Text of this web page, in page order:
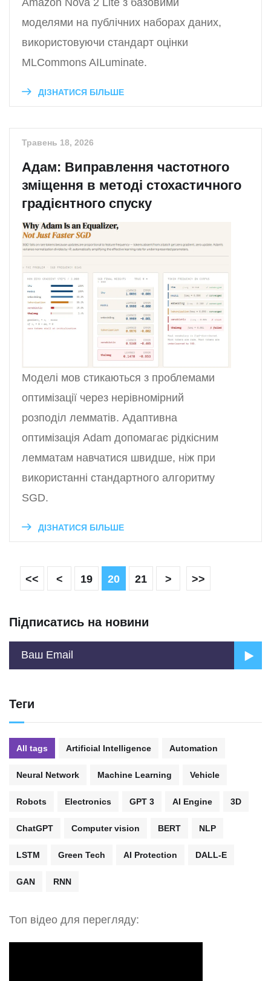
Amazon Nova 2 Lite з базовими
моделями на публічних наборах даних,
використовуючи стандарт оцінки
MLCommons AILuminate.
ДІЗНАТИСЯ БІЛЬШЕ
Травень 18, 2026
Адам: Виправлення частотного
зміщення в методі стохастичного
градієнтного спуску
Моделі мов стикаються з проблемами
оптимізації через нерівномірний
розподіл лемматів. Адаптивна
оптимізація Adam допомагає рідкісним
лемматам навчатися швидше, ніж при
використанні стандартного алгоритму
SGD.
ДІЗНАТИСЯ БІЛЬШЕ
<< < 19 20 21 > >>
Підписатись на новини
Теги
All tags Artificial Intelligence Automation
Neural Network Machine Learning Vehicle
Robots Electronics GPT 3 AI Engine 3D
ChatGPT Computer vision BERT NLP
LSTM Green Tech AI Protection DALL-E
GAN RNN
Топ відео для перегляду: